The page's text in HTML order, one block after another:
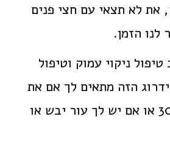
את לא תצאי עם חצי פנים
לנו הזמן.
ניקוי עמוק וטיפול
הזה מתאים לך אם את
עברת את גיל ה-30 או אם יש לך עור יבש או